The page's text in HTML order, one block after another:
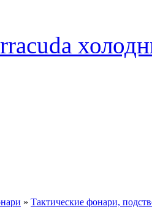
» Тактические фонари,